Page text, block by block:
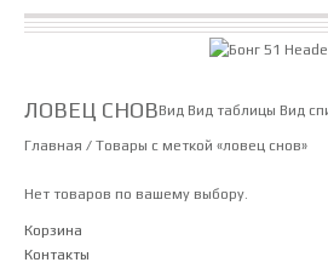
ЛОВЕЦ СНОВВид Вид таблицы Вид
Главная / Товары с меткой «ловец снов»
Нет товаров по вашему выбору.
Корзина
Контакты